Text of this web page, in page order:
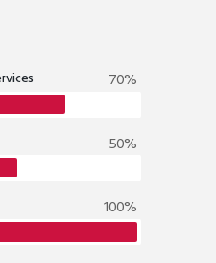
70%
50%
100%